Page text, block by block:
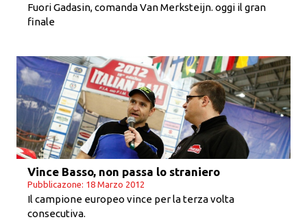
Fuori Gadasin, comanda Van Merksteijn. oggi il gran
finale
Vince Basso, non passa lo straniero
Pubblicazone: 18 Marzo 2012
Il campione europeo vince per la terza volta
consecutiva.